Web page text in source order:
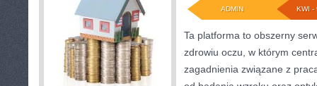
KWI -
ADMIN
Ta platforma to obszerny
zdrowiu oczu, w którym
zagadnienia związane z